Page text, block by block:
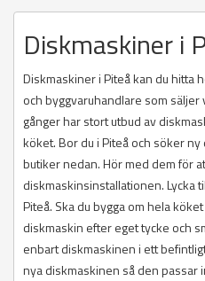
Diskmaskiner i
Diskmaskiner i Piteå kan du hitta
och byggvaruhandlare som
gånger har stort utbud av
köket. Bor du i Piteå och söker
butiker nedan. Hör med dem för
diskmaskinsinstallationen. Lycka
Piteå. Ska du bygga om hela
diskmaskin efter eget tycke och
enbart diskmaskinen i ett
nya diskmaskinen så den passar